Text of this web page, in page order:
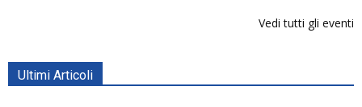
Vedi tutti gli eventi
Ultimi Articoli